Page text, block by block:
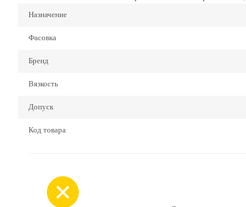
Назначение
Фасовка
Бренд
Вязкость
Допуск
Код товара